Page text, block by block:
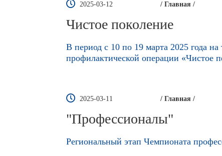
2025-03-12 / Главная /
Чистое поколение
В период с 10 по 19 марта 2025 года
профилактической операции «Чистое
2025-03-11 / Главная /
"Профессионалы"
Региональный этап Чемпионата